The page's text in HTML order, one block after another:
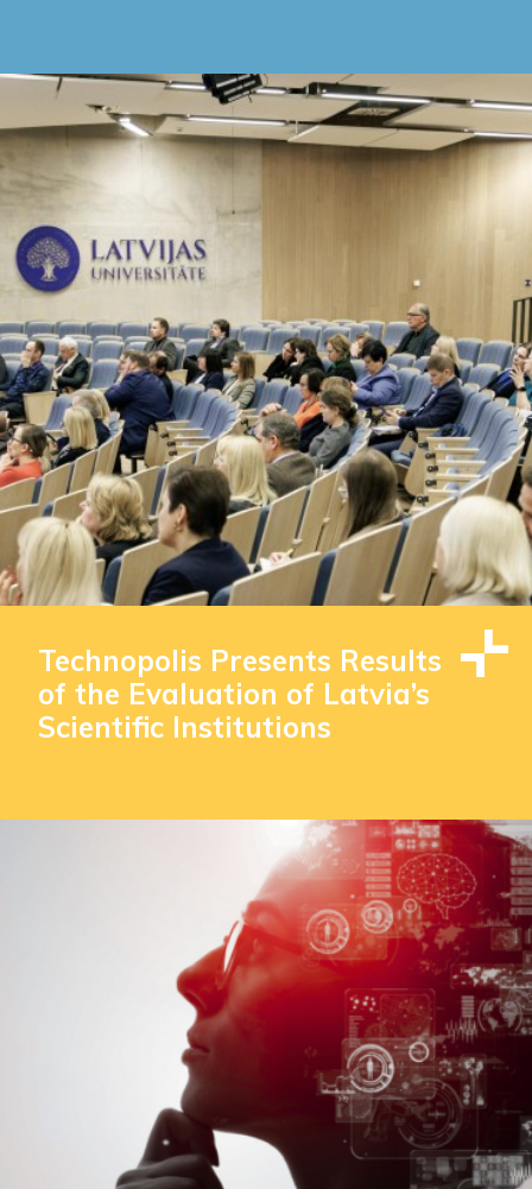
Technopolis Presents Results
of the Evaluation of Latvia’s
Scientific Institutions